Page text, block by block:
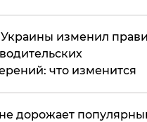
изменил
что изменится
дорожает